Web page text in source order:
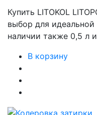
Купить LITOKOL
выбор для
наличии также 0,5 л
В корзину